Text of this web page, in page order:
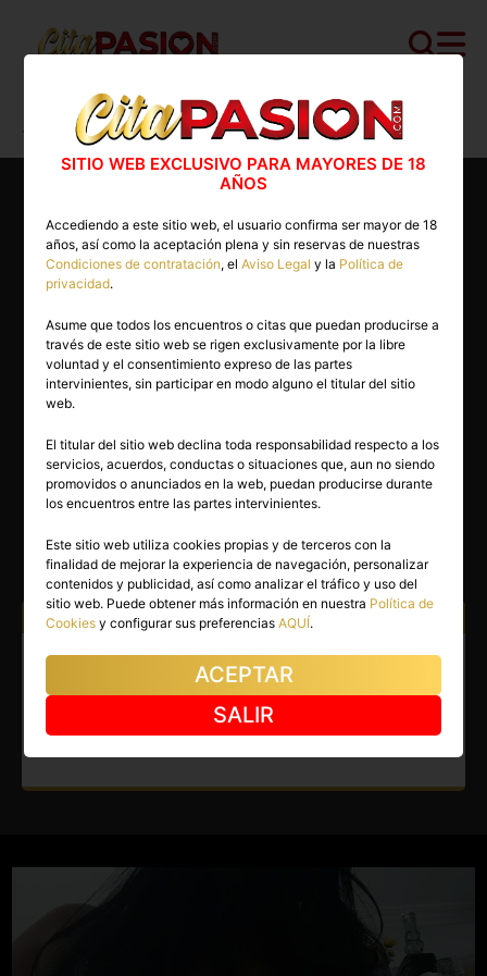
Cita PASION.COM>Escorts>Madrid>
Torrejón de Ardoz>Paula
45 años
PAULA
Torrejón de Ardoz(Madrid)
(66)
Atiendo a: Hombres
Escort en Torrejón de Ardoz.
Madurita colombiana,
apasionada y complaciente.
SITIO WEB EXCLUSIVO PARA MAYORES DE 18
AÑOS
Accediendo a este sitio web, el usuario confirma ser mayor de 18
años, así como la aceptación plena y sin reservas de nuestras
Condiciones de contratación, elAviso Legal y la Política de
privacidad.
Asume que todos los encuentros o citas que puedan producirse a
través de este sitio web se rigen exclusivamente por la libre
voluntad y el consentimiento expreso de las partes
intervinientes, sin participar en modo alguno el titular del sitio
web.
El titular del sitio web declina toda responsabilidad respecto a los
servicios, acuerdos, conductas o situaciones que, aun no siendo
promovidos o anunciados en la web, puedan producirse durante
los encuentros entre las partes intervinientes.
Este sitio web utiliza cookies propias y de terceros con la
finalidad de mejorar la experiencia de navegación, personalizar
contenidos y publicidad, así como analizar el tráfico y uso del
sitio web. Puede obtener más información en nuestra Política de
Cookies y configurar sus preferenciasAQUÍ.
ACEPTAR
SALIR